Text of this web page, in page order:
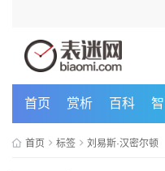
首页 赏析 百科
首页 标签 刘易斯·汉密尔顿